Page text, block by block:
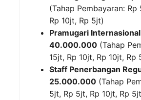
(Tahap Pembayaran: Rp
Rp 10jt, Rp 5jt)
Pramugari
40.000.000 (Tahap
15jt, Rp 10jt, Rp 10jt, Rp
Staff Penerbangan
25.000.000 (Tahap
5jt, Rp 5jt, Rp 10jt, Rp